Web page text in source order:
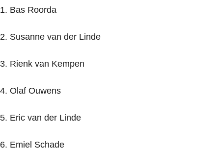
1. Bas Roorda
2. Susanne van der Linde
3. Rienk van Kempen
4. Olaf Ouwens
5. Eric van der Linde
6. Emiel Schade